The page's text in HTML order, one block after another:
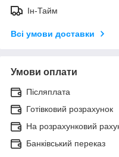
Ін-Тайм
Всі умови доставки
Умови оплати
Післяплата
Готівковий розрахунок
На розрахунковий
Банківський переказ